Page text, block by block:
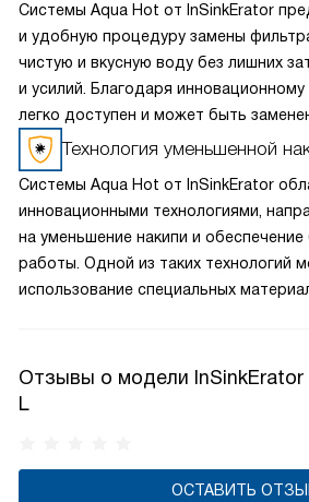
Системы Aqua Hot от InSinkErator
и удобную процедуру замены
чистую и вкусную воду без лишних
и усилий. Благодаря инновационному
легко доступен и может быть
простых шагов, не требуя
инструментов. Это позволяет
поддерживать оптимальное
необходимости вызова специалиста
больших расходов на обслуживание.
Технология уменьшенной
Системы Aqua Hot от InSinkErator
инновационными технологиями,
на уменьшение накипи и
работы. Одной из таких технологий
использование специальных
и минеральных осадков в системе.
решения способствуют не только
надежным и практичным выбором
Отзывы о модели InSinkErator
L
ОСТАВИТЬ